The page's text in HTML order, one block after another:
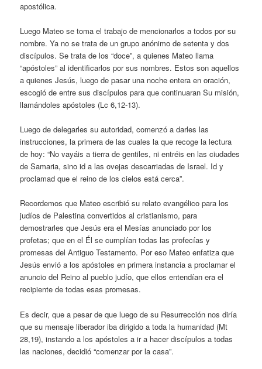
apostólica.
Luego Mateo se toma el trabajo de mencionarlos a todos por su
nombre. Ya no se trata de un grupo anónimo de setenta y dos
discípulos. Se trata de los “doce”, a quienes Mateo llama
“apóstoles” al identificarlos por sus nombres. Estos son aquellos
a quienes Jesús, luego de pasar una noche entera en oración,
escogió de entre sus discípulos para que continuaran Su misión,
llamándoles apóstoles (Lc 6,12-13).
Luego de delegarles su autoridad, comenzó a darles las
instrucciones, la primera de las cuales la que recoge la lectura
de hoy: “No vayáis a tierra de gentiles, ni entréis en las ciudades
de Samaria, sino id a las ovejas descarriadas de Israel. Id y
proclamad que el reino de los cielos está cerca”.
Recordemos que Mateo escribió su relato evangélico para los
judíos de Palestina convertidos al cristianismo, para
demostrarles que Jesús era el Mesías anunciado por los
profetas; que en el Él se cumplían todas las profecías y
promesas del Antiguo Testamento. Por eso Mateo enfatiza que
Jesús envió a los apóstoles en primera instancia a proclamar el
anuncio del Reino al pueblo judío, que ellos entendían era el
recipiente de todas esas promesas.
Es decir, que a pesar de que luego de su Resurrección nos diría
que su mensaje liberador iba dirigido a toda la humanidad (Mt
28,19), instando a los apóstoles a ir a hacer discípulos a todas
las naciones, decidió “comenzar por la casa”.